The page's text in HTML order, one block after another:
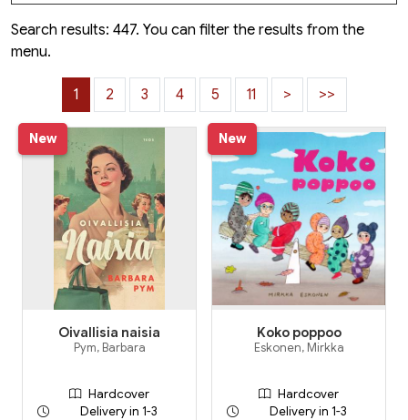
Search results: 447. You can filter the results from the
menu.
1 2 3 4 5 11 > >>
New
Oivallisia naisia
Pym, Barbara
Hardcover
Delivery in 1-3
New
Koko poppoo
Eskonen, Mirkka
Hardcover
Delivery in 1-3